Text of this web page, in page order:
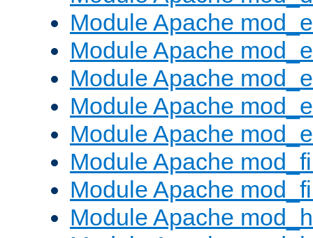
Module Apache
Module Apache
Module Apache
Module Apache
Module Apache
Module Apache
Module Apache
Module Apache